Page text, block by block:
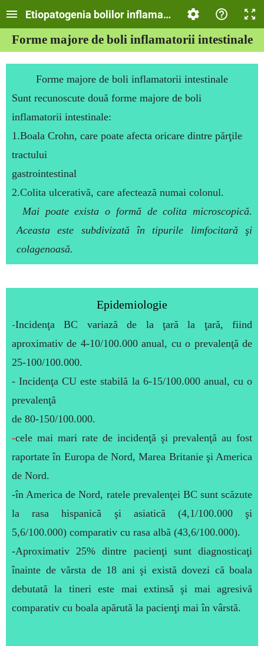
Etiopatogenia bolilor inflamatorii intestinale.
Forme majore de boli inflamatorii intestinale
Forme majore de boli inflamatorii intestinale
Sunt recunoscute două forme majore de boli
inflamatorii intestinale:
1.Boala Crohn, care poate afecta oricare dintre părţile
tractului
gastrointestinal
2.Colita ulcerativă, care afectează numai colonul.
Mai poate exista o formă decolita microscopică.
Aceasta este subdivizată în tipurile limfocitară şi
colagenoasă.
Epidemiologie
-Incidenţa BC variază de la ţară la ţară, fiind
aproximativ de 4-10/100.000 anual, cu o prevalenţă de
25-100/100.000.
- Incidenţa CU este stabilă la 6-15/100.000 anual, cu o
prevalenţă
de 80-150/100.000.
-cele mai mari rate de incidenţă şi prevalenţă au fost
raportate în Europa de Nord, Marea Britanie şi America
de Nord.
-în America de Nord, ratele prevalenţei BC sunt scăzute
la rasa hispanică şi asiatică (4,1/100.000 şi
5,6/100.000) comparativ cu rasa albă (43,6/100.000).
-Aproximativ 25% dintre pacienţi sunt diagnosticaţi
înainte de vărsta de 18 ani şi există dovezi că boala
debutată la tineri este mai extinsă şi mai agresivă
comparativ cu boala apărută la pacienţi mai în vârstă.